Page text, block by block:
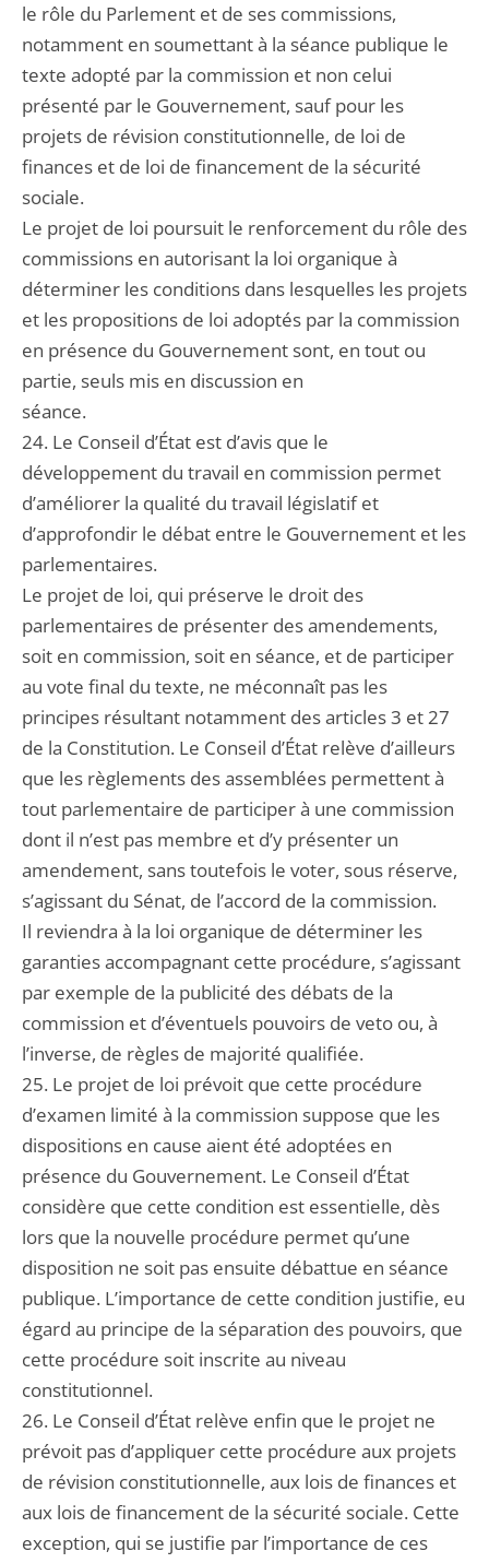
le rôle du Parlement et de ses commissions,
notamment en soumettant à la séance publique le
texte adopté par la commission et non celui
présenté par le Gouvernement, sauf pour les
projets de révision constitutionnelle, de loi de
finances et de loi de financement de la sécurité
sociale.
Le projet de loi poursuit le renforcement du rôle des
commissions en autorisant la loi organique à
déterminer les conditions dans lesquelles les projets
et les propositions de loi adoptés par la commission
en présence du Gouvernement sont, en tout ou
partie, seuls mis en discussion en
séance.
24. Le Conseil d’État est d’avis que le
développement du travail en commission permet
d’améliorer la qualité du travail législatif et
d’approfondir le débat entre le Gouvernement et les
parlementaires.
Le projet de loi, qui préserve le droit des
parlementaires de présenter des amendements,
soit en commission, soit en séance, et de participer
au vote final du texte, ne méconnaît pas les
principes résultant notamment des articles 3 et 27
de la Constitution. Le Conseil d’État relève d’ailleurs
que les règlements des assemblées permettent à
tout parlementaire de participer à une commission
dont il n’est pas membre et d’y présenter un
amendement, sans toutefois le voter, sous réserve,
s’agissant du Sénat, de l’accord de la commission.
Il reviendra à la loi organique de déterminer les
garanties accompagnant cette procédure, s’agissant
par exemple de la publicité des débats de la
commission et d’éventuels pouvoirs de veto ou, à
l’inverse, de règles de majorité qualifiée.
25. Le projet de loi prévoit que cette procédure
d’examen limité à la commission suppose que les
dispositions en cause aient été adoptées en
présence du Gouvernement. Le Conseil d’État
considère que cette condition est essentielle, dès
lors que la nouvelle procédure permet qu’une
disposition ne soit pas ensuite débattue en séance
publique. L’importance de cette condition justifie, eu
égard au principe de la séparation des pouvoirs, que
cette procédure soit inscrite au niveau
constitutionnel.
26. Le Conseil d’État relève enfin que le projet ne
prévoit pas d’appliquer cette procédure aux projets
de révision constitutionnelle, aux lois de finances et
aux lois de financement de la sécurité sociale. Cette
exception, qui se justifie par l’importance de ces